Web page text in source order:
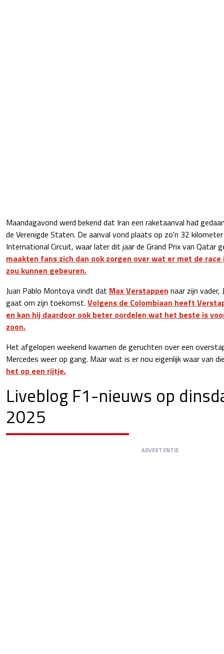
Maandagavond werd bekend dat Iran een raketaanval had
de Verenigde Staten. De aanval vond plaats op zo'n 32
International Circuit, waar later dit jaar de Grand Prix van Qatar
maakten fans zich dan ook zorgen over wat er met de
zou kunnen gebeuren.
Juan Pablo Montoya vindt dat Max Verstappen naar zijn
gaat om zijn toekomst. Volgens de Colombiaan heeft
en kan hij daardoor ook beter oordelen wat het beste is
zoon.
Het afgelopen weekend kwamen de geruchten over een
Mercedes weer op gang. Maar wat is er nou eigenlijk waar van
het op een rijtje.
Liveblog F1-nieuws op
2025
ADVERTENTIE